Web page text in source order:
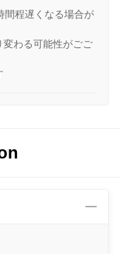
間程遅くなる場合が
わる可能性がごご